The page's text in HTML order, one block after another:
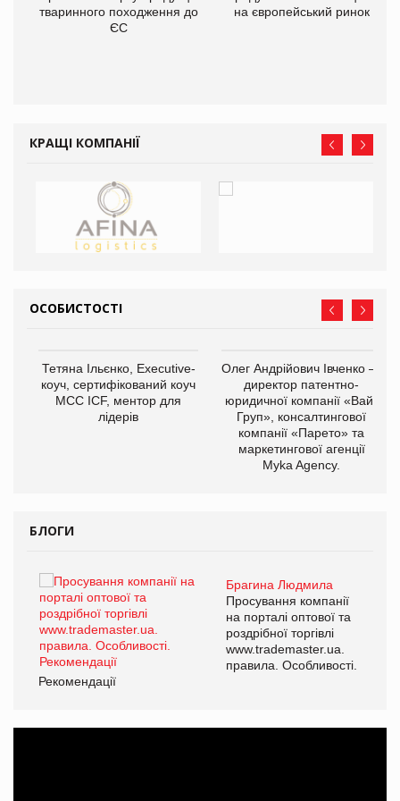
тваринного походження до
ЄС
на європейський ринок
КРАЩІ КОМПАНІЇ
ОСОБИСТОСТІ
Тетяна Ільєнко, Executive-
коуч, сертифікований коуч
МСС ICF, ментор для
лідерів
Олег Андрійович Івченко —
директор патентно-
юридичної компанії «Вайз
Груп», консалтингової
компанії «Парето» та
маркетингової агенції
Myka Agency.
БЛОГИ
Брагина Людмила
Просування компанії
на порталі оптової та
роздрібної торгівлі
www.trademaster.ua.
правила. Особливості.
Рекомендації